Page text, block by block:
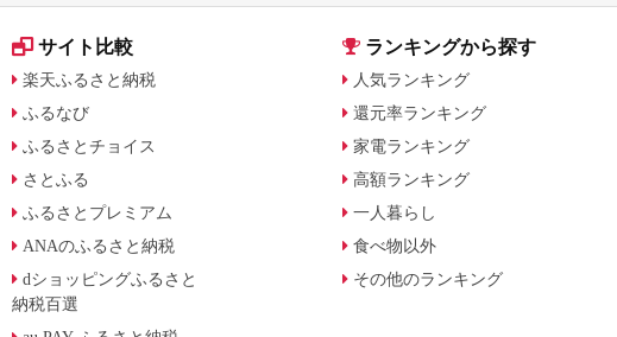
サイト比較
楽天ふるさと納税
ふるなび
ふるさとチョイス
さとふる
ふるさとプレミアム
ANAのふるさと納税
dショッピングふるさと
納税百選
ランキングから探す
人気ランキング
還元率ランキング
家電ランキング
高額ランキング
一人暮らし
食べ物以外
その他のランキング